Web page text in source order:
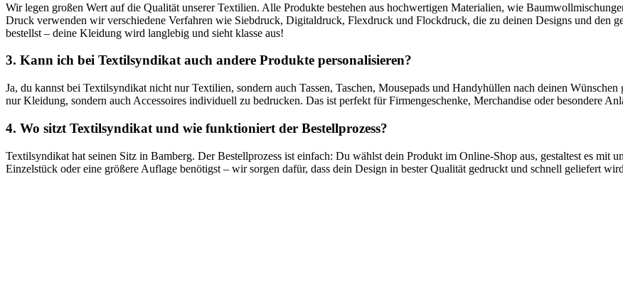
Wir legen großen Wert auf die Qualität unserer Textilien. Alle Produkte bestehen aus hochwertigen Materialien, wie
Druck verwenden wir verschiedene Verfahren wie Siebdruck, Digitaldruck, Flexdruck und Flockdruck, die zu deinen Designs und den
bestellst – deine Kleidung wird langlebig und sieht klasse aus!
3. Kann ich bei Textilsyndikat auch andere Produkte personalisieren?
Ja, du kannst bei Textilsyndikat nicht nur Textilien, sondern auch Tassen, Taschen, Mousepads und Handyhüllen nach deinen
nur Kleidung, sondern auch Accessoires individuell zu bedrucken. Das ist perfekt für Firmengeschenke, Merchandise oder besondere
4. Wo sitzt Textilsyndikat und wie funktioniert der Bestellprozess?
Textilsyndikat hat seinen Sitz in Bamberg. Der Bestellprozess ist einfach: Du wählst dein Produkt im Online-Shop aus, gestaltest es mit
Einzelstück oder eine größere Auflage benötigst – wir sorgen dafür, dass dein Design in bester Qualität gedruckt und schnell geliefert